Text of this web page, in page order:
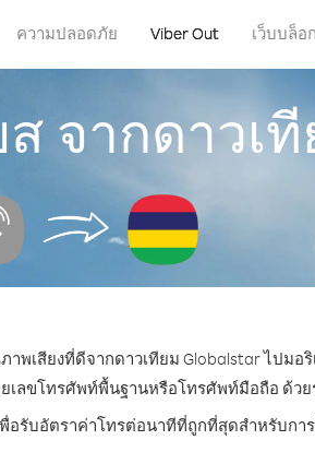
ความปลอดภัย Viber Out เว็บบล็อก
จากดาวเ
สียงที่ดีจากดาวเทียม Globalstar ไปมอริ
ลขโทรศัพท์พื้นฐานหรือโทรศัพท์มือถือ ด้วย
อรับอัตราค่าโทรต่อนาทีที่ถูกที่สุดสำหรับกา